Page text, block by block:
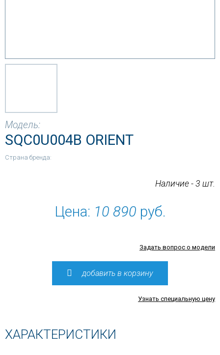
Модель:
SQC0U004B ORIENT
Страна бренда:
Наличие - 3 шт.
Цена: 10 890 руб.
Задать вопрос о модели
добавить в корзину
Узнать специальную цену
ХАРАКТЕРИСТИКИ